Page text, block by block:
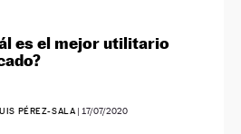
es el mejor utilitario
PÉREZ-SALA |17/07/2020